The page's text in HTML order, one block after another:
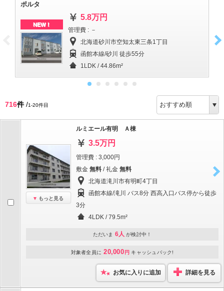
ポルタ
NEW！
5.8万円
管理費 : －
北海道砂川市空知太東三条1丁目
函館本線/砂川 徒歩55分
1LDK / 44.86m²
716件/1-20件目
もっと見る
ルミエール有明 Ａ棟
3.5万円
管理費 : 3,000円
敷金 無料 / 礼金 無料
北海道滝川市有明町4丁目
函館本線/滝川 バス8分 西高入口バス停から徒歩
3分
4LDK / 79.5m²
ただいま 6人 が検討中！
対象者全員に 20,000 円 キャッシュバック!
お気に入りに追加 詳細を見る